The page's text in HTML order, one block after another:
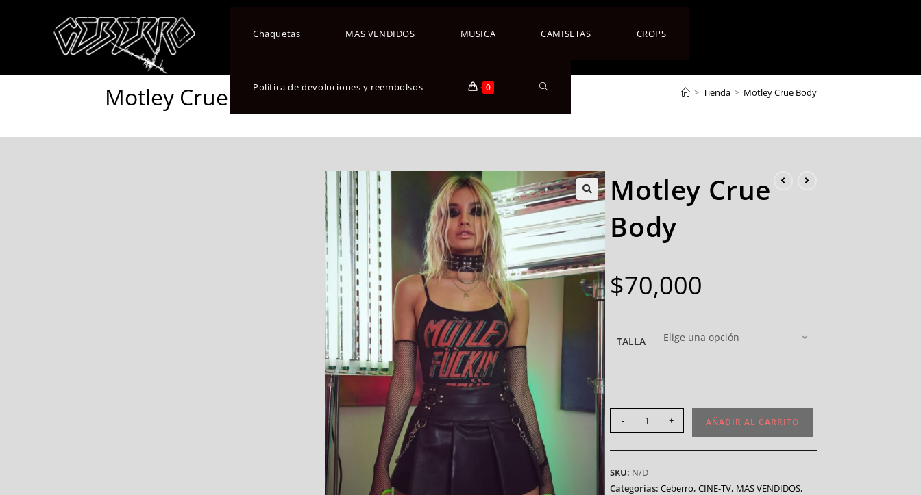
Chaquetas MAS VENDIDOS MUSICA CAMISETAS CROPS
Política de devoluciones y reembolsos 0
Motley Crue Body > Tienda > Motley Crue Body
Motley Crue
Body
$70,000
TALLA Elige una opción
- + AÑADIR AL CARRITO
SKU: N/D
Categorías:Ceberro,CINE-TV, MAS VENDIDOS,